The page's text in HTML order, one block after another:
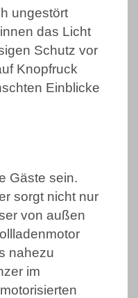
ungestört
das Licht
Schutz vor
Knopfruck
Einblicke
Gäste sein.
sorgt nicht nur
von außen
nahezu
im